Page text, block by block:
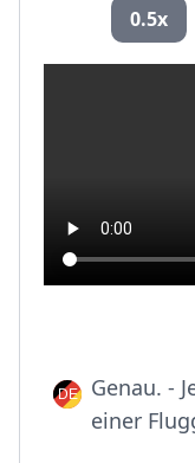
0.5x
Genau. -
einer